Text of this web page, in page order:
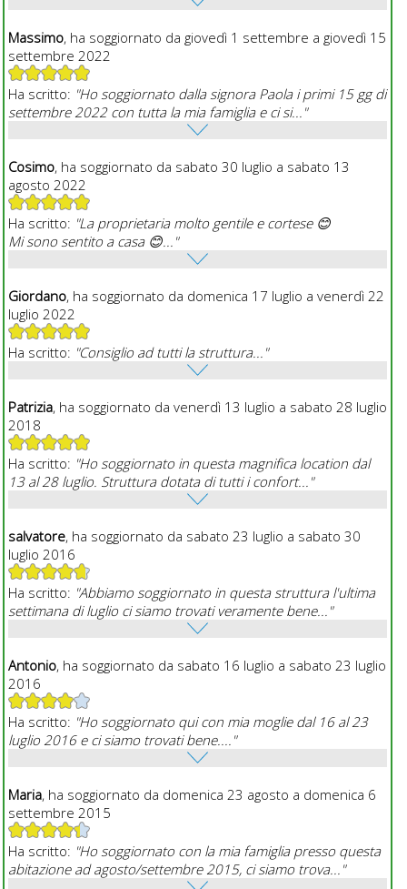
Massimo, ha soggiornato da giovedì 1 settembre a giovedì 15
settembre 2022
Ha scritto: "Ho soggiornato dalla signora Paola i primi 15 gg di
settembre 2022 con tutta la mia famiglia e ci si..."
Cosimo, ha soggiornato da sabato 30 luglio a sabato 13
agosto 2022
Ha scritto: "La proprietaria molto gentile e cortese 😊
Mi sono sentito a casa 😊..."
Giordano, ha soggiornato da domenica 17 luglio a venerdì 22
luglio 2022
Ha scritto: "Consiglio ad tutti la struttura..."
Patrizia, ha soggiornato da venerdì 13 luglio a sabato 28 luglio
2018
Ha scritto: "Ho soggiornato in questa magnifica location dal
13 al 28 luglio. Struttura dotata di tutti i confort..."
salvatore, ha soggiornato da sabato 23 luglio a sabato 30
luglio 2016
Ha scritto: "Abbiamo soggiornato in questa struttura l'ultima
settimana di luglio ci siamo trovati veramente bene..."
Antonio, ha soggiornato da sabato 16 luglio a sabato 23 luglio
2016
Ha scritto: "Ho soggiornato qui con mia moglie dal 16 al 23
luglio 2016 e ci siamo trovati bene...."
Maria, ha soggiornato da domenica 23 agosto a domenica 6
settembre 2015
Ha scritto: "Ho soggiornato con la mia famiglia presso questa
abitazione ad agosto/settembre 2015, ci siamo trova..."